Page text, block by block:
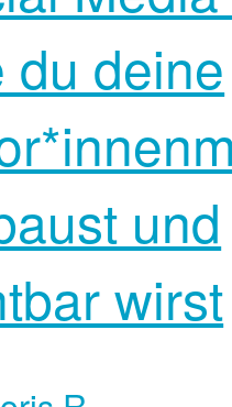
du deine
und
wirst